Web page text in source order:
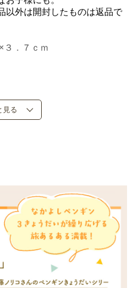
以外は開封したものは返品で
３．７ｃｍ
月発売
見る